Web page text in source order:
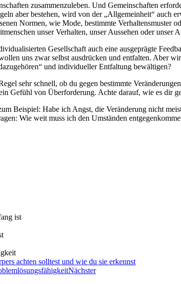
zusammenzuleben. Und Gemeinschaften
aber bestehen, wird von der „Allgemeinheit“ auch
Normen, wie Mode, bestimmte Verhaltensmuster
unser Verhalten, unser Aussehen oder unser
Gesellschaft auch eine ausgeprägte
uns zwar selbst ausdrücken und entfalten. Aber
und individueller Entfaltung bewältigen?
sehr schnell, ob du gegen bestimmte
Gefühl von Überforderung. Achte darauf, wie es dir
Beispiel: Habe ich Angst, die Veränderung nicht
Wie weit muss ich den Umständen
ist
achten solltest und wie du sie erkennst
Nächster